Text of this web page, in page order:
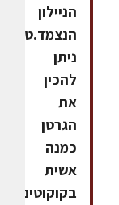
הניילון
הנצמד.טיפ:
ניתן
להכין
את
הגרטן
כמנה
אשית
בקוקוטים